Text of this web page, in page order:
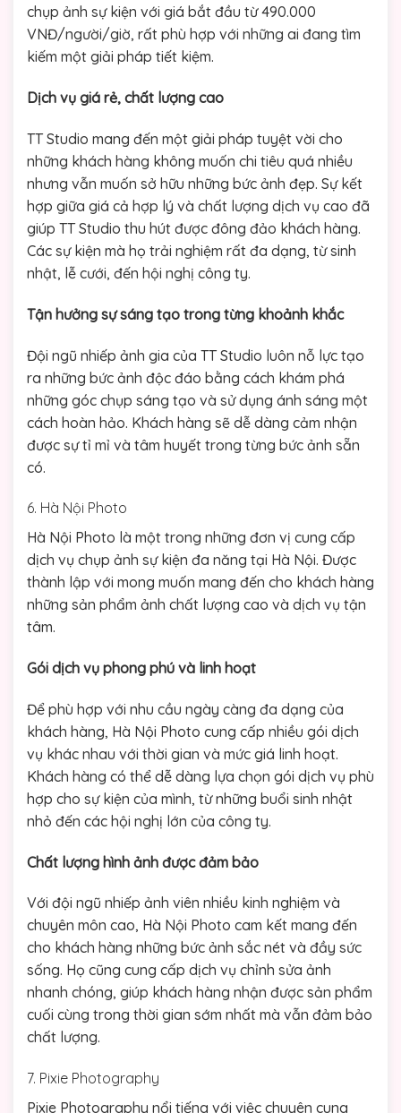
chụp ảnh sự kiện với giá bắt đầu từ 490.000
VNĐ/người/giờ, rất phù hợp với những ai đang tìm
kiếm một giải pháp tiết kiệm.
Dịch vụ giá rẻ, chất lượng cao
TT Studio mang đến một giải pháp tuyệt vời cho
những khách hàng không muốn chi tiêu quá nhiều
nhưng vẫn muốn sở hữu những bức ảnh đẹp. Sự kết
hợp giữa giá cả hợp lý và chất lượng dịch vụ cao đã
giúp TT Studio thu hút được đông đảo khách hàng.
Các sự kiện mà họ trải nghiệm rất đa dạng, từ sinh
nhật, lễ cưới, đến hội nghị công ty.
Tận hưởng sự sáng tạo trong từng khoảnh khắc
Đội ngũ nhiếp ảnh gia của TT Studio luôn nỗ lực tạo
ra những bức ảnh độc đáo bằng cách khám phá
những góc chụp sáng tạo và sử dụng ánh sáng một
cách hoàn hảo. Khách hàng sẽ dễ dàng cảm nhận
được sự tỉ mỉ và tâm huyết trong từng bức ảnh sẵn
có.
6. Hà Nội Photo
Hà Nội Photo là một trong những đơn vị cung cấp
dịch vụ chụp ảnh sự kiện đa năng tại Hà Nội. Được
thành lập với mong muốn mang đến cho khách hàng
những sản phẩm ảnh chất lượng cao và dịch vụ tận
tâm.
Gói dịch vụ phong phú và linh hoạt
Để phù hợp với nhu cầu ngày càng đa dạng của
khách hàng, Hà Nội Photo cung cấp nhiều gói dịch
vụ khác nhau với thời gian và mức giá linh hoạt.
Khách hàng có thể dễ dàng lựa chọn gói dịch vụ phù
hợp cho sự kiện của mình, từ những buổi sinh nhật
nhỏ đến các hội nghị lớn của công ty.
Chất lượng hình ảnh được đảm bảo
Với đội ngũ nhiếp ảnh viên nhiều kinh nghiệm và
chuyên môn cao, Hà Nội Photo cam kết mang đến
cho khách hàng những bức ảnh sắc nét và đầy sức
sống. Họ cũng cung cấp dịch vụ chỉnh sửa ảnh
nhanh chóng, giúp khách hàng nhận được sản phẩm
cuối cùng trong thời gian sớm nhất mà vẫn đảm bảo
chất lượng.
7. Pixie Photography
Pixie Photography nổi tiếng với việc chuyên cung